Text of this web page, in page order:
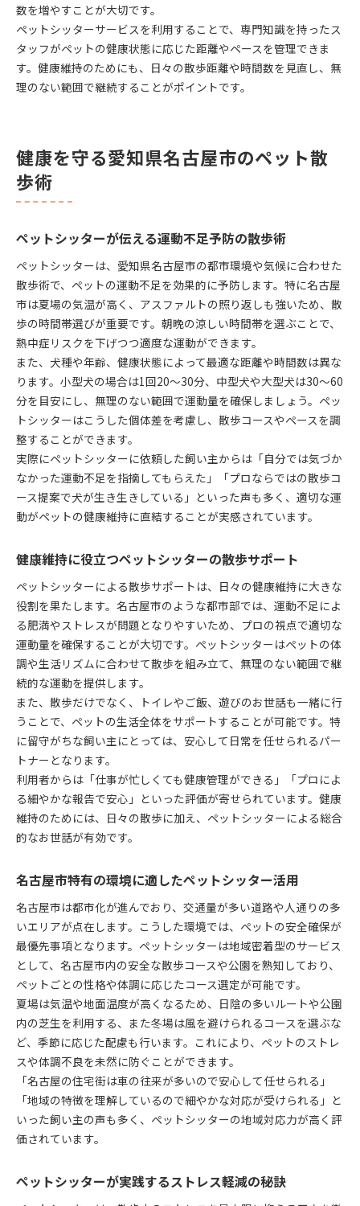
数を増やすことが大切です。
ペットシッターサービスを利用することで、専門知識を持ったス
タッフがペットの健康状態に応じた距離やペースを管理できま
す。健康維持のためにも、日々の散歩距離や時間数を見直し、無
理のない範囲で継続することがポイントです。
健康を守る愛知県名古屋市のペット散
歩術
ペットシッターが伝える運動不足予防の散歩術
ペットシッターは、愛知県名古屋市の都市環境や気候に合わせた
散歩術で、ペットの運動不足を効果的に予防します。特に名古屋
市は夏場の気温が高く、アスファルトの照り返しも強いため、散
歩の時間帯選びが重要です。朝晩の涼しい時間帯を選ぶことで、
熱中症リスクを下げつつ適度な運動ができます。
また、犬種や年齢、健康状態によって最適な距離や時間数は異な
ります。小型犬の場合は1回20～30分、中型犬や大型犬は30～60
分を目安にし、無理のない範囲で運動量を確保しましょう。ペッ
トシッターはこうした個体差を考慮し、散歩コースやペースを調
整することができます。
実際にペットシッターに依頼した飼い主からは「自分では気づか
なかった運動不足を指摘してもらえた」「プロならではの散歩コ
ース提案で犬が生き生きしている」といった声も多く、適切な運
動がペットの健康維持に直結することが実感されています。
健康維持に役立つペットシッターの散歩サポート
ペットシッターによる散歩サポートは、日々の健康維持に大きな
役割を果たします。名古屋市のような都市部では、運動不足によ
る肥満やストレスが問題となりやすいため、プロの視点で適切な
運動量を確保することが大切です。ペットシッターはペットの体
調や生活リズムに合わせて散歩を組み立て、無理のない範囲で継
続的な運動を提供します。
また、散歩だけでなく、トイレやご飯、遊びのお世話も一緒に行
うことで、ペットの生活全体をサポートすることが可能です。特
に留守がちな飼い主にとっては、安心して日常を任せられるパー
トナーとなります。
利用者からは「仕事が忙しくても健康管理ができる」「プロによ
る細やかな報告で安心」といった評価が寄せられています。健康
維持のためには、日々の散歩に加え、ペットシッターによる総合
的なお世話が有効です。
名古屋市特有の環境に適したペットシッター活用
名古屋市は都市化が進んでおり、交通量が多い道路や人通りの多
いエリアが点在します。こうした環境では、ペットの安全確保が
最優先事項となります。ペットシッターは地域密着型のサービス
として、名古屋市内の安全な散歩コースや公園を熟知しており、
ペットごとの性格や体調に応じたコース選定が可能です。
夏場は気温や地面温度が高くなるため、日陰の多いルートや公園
内の芝生を利用する、また冬場は風を避けられるコースを選ぶな
ど、季節に応じた配慮も行います。これにより、ペットのストレ
スや体調不良を未然に防ぐことができます。
「名古屋の住宅街は車の往来が多いので安心して任せられる」
「地域の特徴を理解しているので細やかな対応が受けられる」と
いった飼い主の声も多く、ペットシッターの地域対応力が高く評
価されています。
ペットシッターが実践するストレス軽減の秘訣